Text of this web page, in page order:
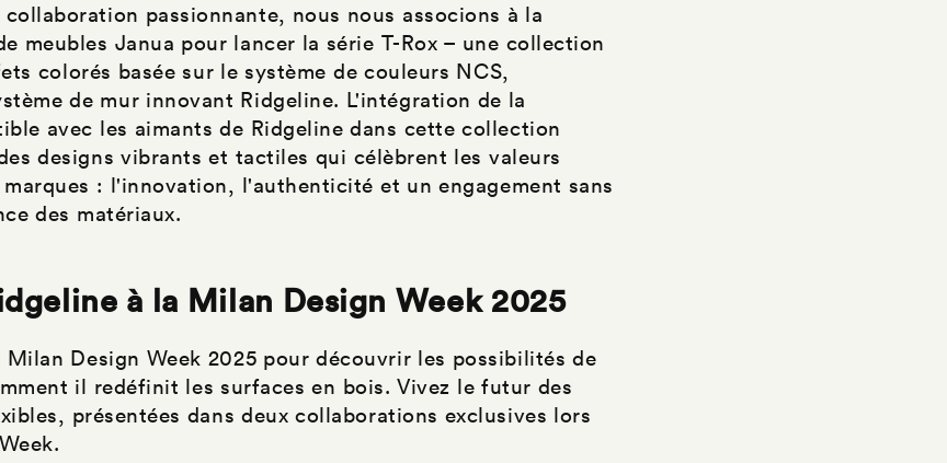
collaboration passionnante, nous nous associons à la
meubles Janua pour lancer la série T-Rox – une collection
colorés basée sur le système de couleurs NCS,
de mur innovant Ridgeline. L'intégration de la
avec les aimants de Ridgeline dans cette collection
designs vibrants et tactiles qui célèbrent les valeurs
marques : l'innovation, l'authenticité et un engagement sans
des matériaux.
à la Milan Design Week 2025
Milan Design Week 2025 pour découvrir les possibilités de
il redéfinit les surfaces en bois. Vivez le futur des
présentées dans deux collaborations exclusives lors